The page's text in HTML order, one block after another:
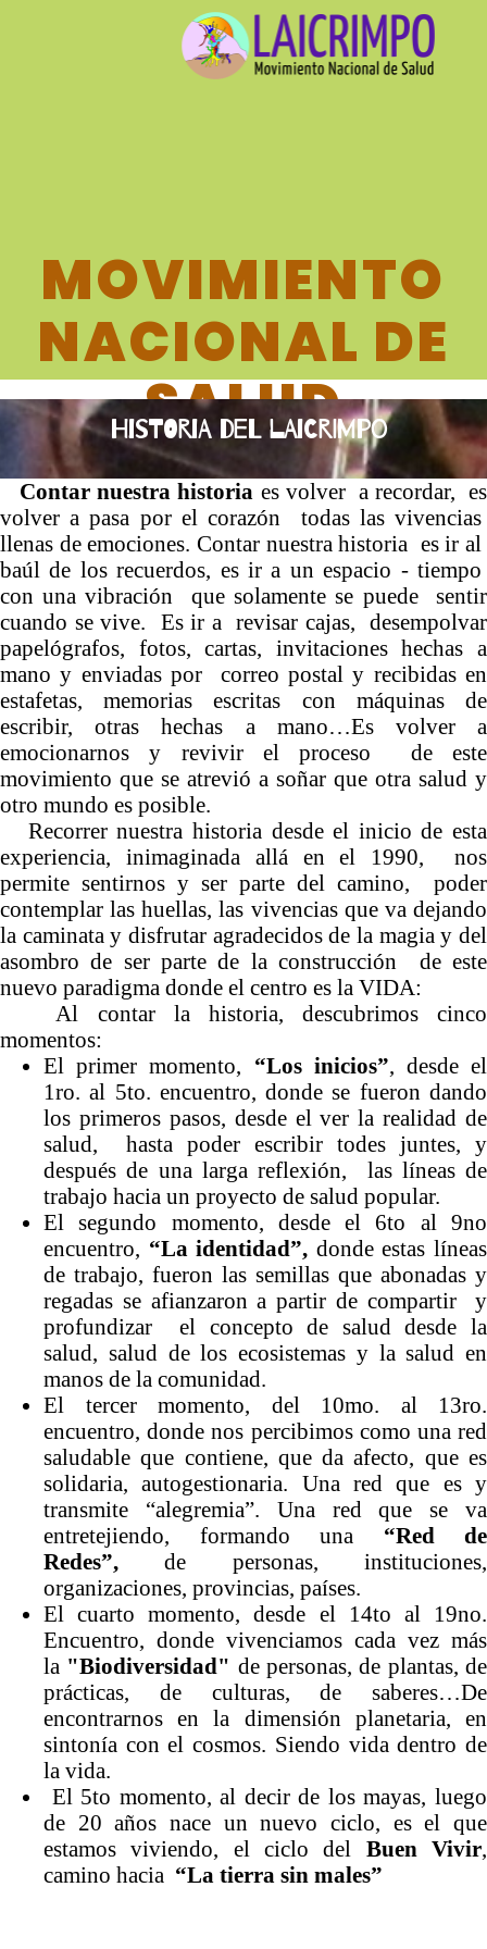
MOVIMIENTO
NACIONAL DE
SALUD
LAICRIMPO
Historia del Laicrimpo
Contar nuestra historia es volver a recordar, es
volver a pasa por el corazón todas las vivencias
llenas de emociones. Contar nuestra historia es ir al
baúl de los recuerdos, es ir a un espacio - tiempo
con una vibración que solamente se puede sentir
cuando se vive. Es ir a revisar cajas, desempolvar
papelógrafos, fotos, cartas, invitaciones hechas a
mano y enviadas por correo postal y recibidas en
estafetas, memorias escritas con máquinas de
escribir, otras hechas a mano…Es volver a
emocionarnos y revivir el proceso de este
movimiento que se atrevió a soñar que otra salud y
otro mundo es posible.
Recorrer nuestra historia desde el inicio de esta
experiencia, inimaginada allá en el 1990, nos
permite sentirnos y ser parte del camino, poder
contemplar las huellas, las vivencias que va dejando
la caminata y disfrutar agradecidos de la magia y del
asombro de ser parte de la construcción de este
nuevo paradigma donde el centro es la VIDA:
Al contar la historia, descubrimos cinco
momentos:
El primer momento, “Los inicios”, desde el
1ro. al 5to. encuentro, donde se fueron dando
los primeros pasos, desde el ver la realidad de
salud, hasta poder escribir todes juntes, y
después de una larga reflexión, las líneas de
trabajo hacia un proyecto de salud popular.
El segundo momento, desde el 6to al 9no
encuentro, “La identidad”, donde estas líneas
de trabajo, fueron las semillas que abonadas y
regadas se afianzaron a partir de compartir y
profundizar el concepto de salud desde la
salud, salud de los ecosistemas y la salud en
manos de la comunidad.
El tercer momento, del 10mo. al 13ro.
encuentro, donde nos percibimos como una red
saludable que contiene, que da afecto, que es
solidaria, autogestionaria. Una red que es y
transmite “alegremia”. Una red que se va
entretejiendo, formando una “Red de
Redes”,de personas, instituciones,
organizaciones, provincias, países.
El cuarto momento, desde el 14to al 19no.
Encuentro, donde vivenciamos cada vez más
la "Biodiversidad" de personas, de plantas, de
prácticas, de culturas, de saberes…De
encontrarnos en la dimensión planetaria, en
sintonía con el cosmos. Siendo vida dentro de
la vida.
El 5to momento, al decir de los mayas, luego
de 20 años nace un nuevo ciclo, es el que
estamos viviendo, el ciclo del Buen Vivir,
camino hacia “La tierra sin males”